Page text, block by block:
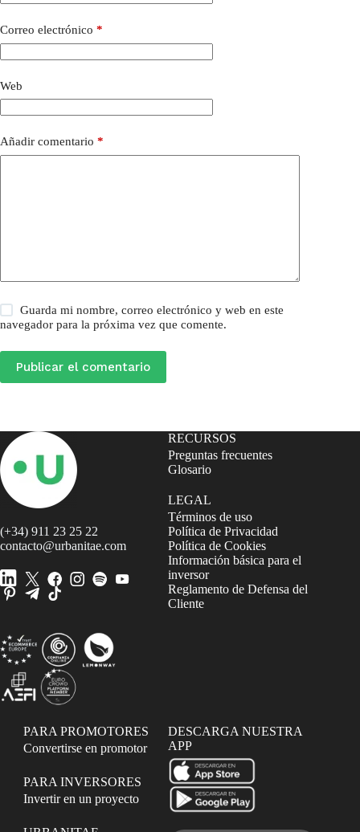
Correo electrónico *
Web
Añadir comentario *
Guarda mi nombre, correo electrónico y web en este
navegador para la próxima vez que comente.
Publicar el comentario
(+34) 911 23 25 22
contacto@urbanitae.com
RECURSOS
Preguntas frecuentes
Glosario
LEGAL
Términos de uso
Política de Privacidad
Política de Cookies
Información básica para el
inversor
Reglamento de Defensa del
Cliente
PARA PROMOTORES
Convertirse en promotor
PARA INVERSORES
Invertir en un proyecto
DESCARGA NUESTRA
APP